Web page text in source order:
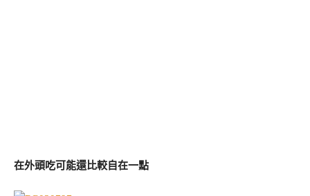
在外頭吃可能還比較自在一點